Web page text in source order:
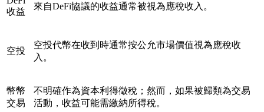
收益
來自DeFi協議的收益通常被視為應稅收入。
空投
空投代幣在收到時通常按公允市場價值視為應稅收
入。
幣幣
交易
不明確作為資本利得徵稅；然而，如果被歸類為交易
活動，收益可能需繳納所得稅。